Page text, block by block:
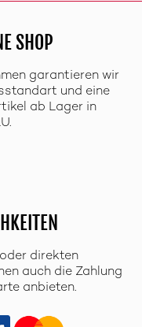
SHOP
garantieren wir
und eine
ab Lager in
direkten
auch die Zahlung
anbieten.